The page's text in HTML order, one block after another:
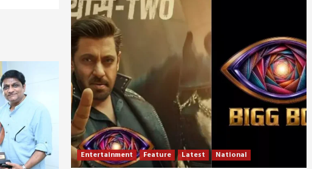
Entertainment Feature Latest National